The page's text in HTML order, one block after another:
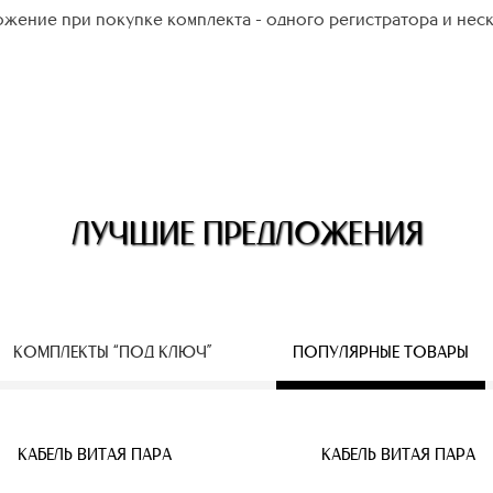
при покупке комплекта - одного регистратора и
ЛУЧШИЕ ПРЕДЛОЖЕНИЯ
КОМПЛЕКТЫ “ПОД КЛЮЧ” ПОПУЛЯРНЫЕ ТОВАРЫ
IP КАМЕРЫ КАБЕЛЬ ВИТАЯ ПАРА
КАБЕЛЬ ВИТАЯ ПАРА КАБЕЛЬ ВИТАЯ ПАРА
КАБЕЛЬ ВИТАЯ ПАРА КАБЕЛЬ ВИТАЯ ПАРА